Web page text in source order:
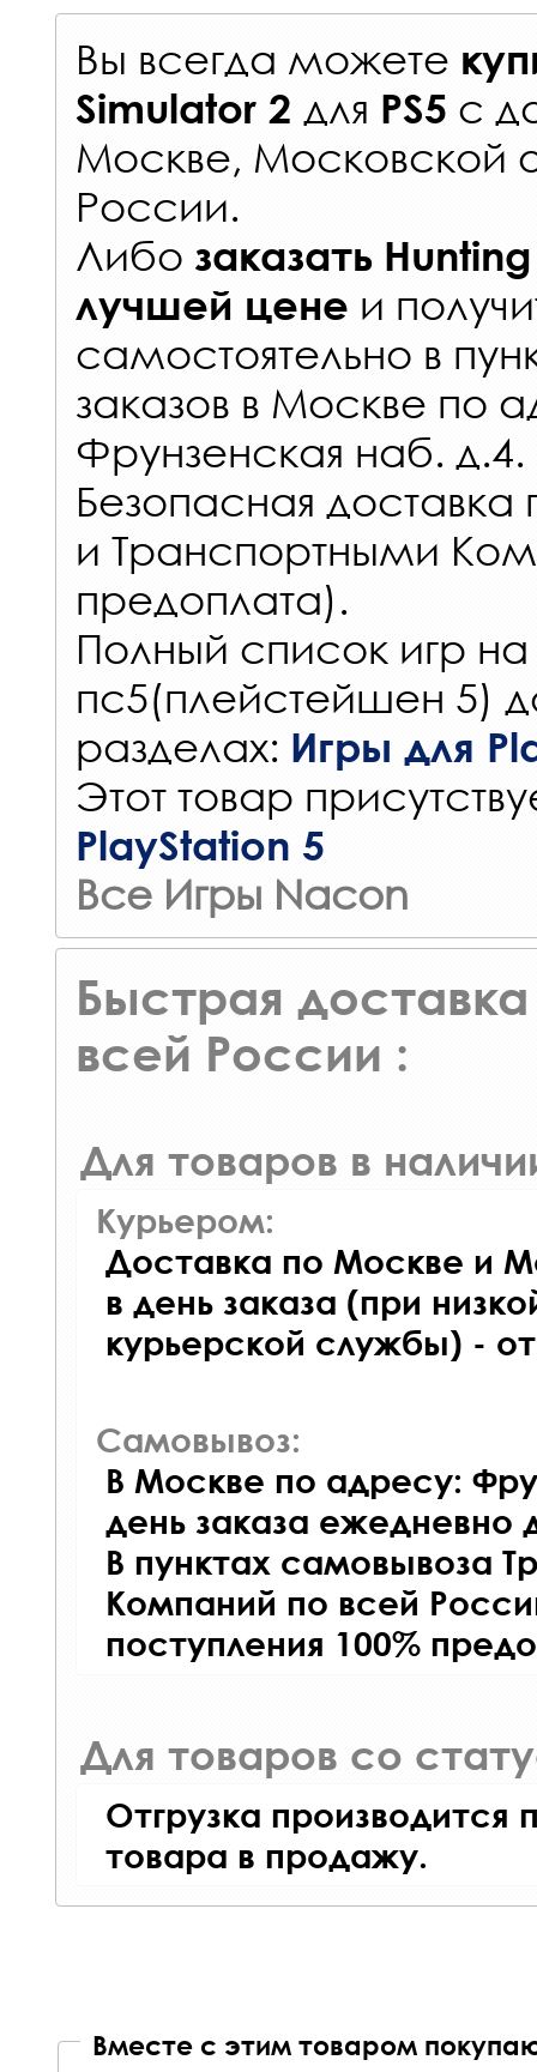
Вы всегда можете
Simulator 2 для PS5 с
Москве, Московской
России.
Либо заказать
лучшей цене и
самостоятельно в
заказов в Москве по
Фрунзенская наб. д.4.
Безопасная
и Транспортными
предоплата).
Полный список игр на
пс5(плейстейшен 5)
разделах: Игры для
Этот товар
PlayStation 5
Все Игры Nacon
Быстрая доставка
всей России :
Для товаров в
Курьером:
Доставка по Москве и
в день заказа (при
курьерской службы) -
Самовывоз:
В Москве по адресу:
день заказа ежедневно
В пунктах самовывоза
Компаний по всей
поступления 100%
Для товаров со
Отгрузка производится
товара в продажу.
Вместе с этим товаром